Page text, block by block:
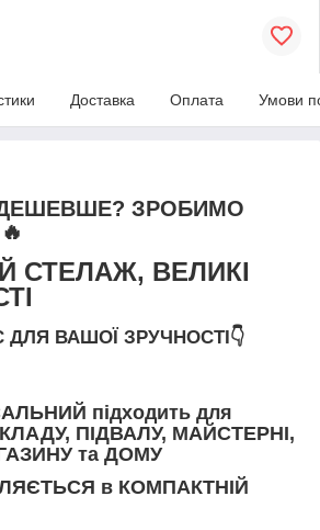
Доставка Оплата Умови
ЗРОБИМО
СТЕЛАЖ, ВЕЛИКІ
ДЛЯ ВАШОЇ ЗРУЧНОСТІ👇
підходить для
, ПІДВАЛУ, МАЙСТЕРНІ,
та ДОМУ
в КОМПАКТНІЙ